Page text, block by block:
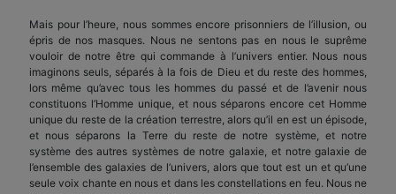
Mais pour l’heure, nous sommes encore pri­sonniers de l’illusion, ou
épris de nos masques. Nous ne sentons pas en nous le suprême
vouloir de notre être qui commande à l’univers entier. Nous nous
imaginons seuls, séparés à la fois de Dieu et du reste des hommes,
lors même qu’avec tous les hommes du passé et de l’avenir nous
constituons l’Homme unique, et nous séparons encore cet Homme
unique du reste de la création terrestre, alors qu’il en est un épisode,
et nous séparons la Terre du reste de notre système, et notre
système des autres systèmes de notre galaxie, et notre galaxie de
l’ensemble des galaxies de l’univers, alors que tout est un et qu’une
seule voix chante en nous et dans les constellations en feu. Nous ne